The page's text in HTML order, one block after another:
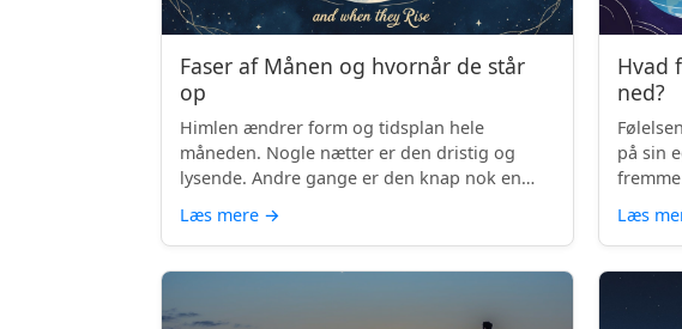
Faser af Månen og hvornår de står
op
Himlen ændrer form og tidsplan hele
måneden. Nogle nætter er den dristig og
lysende. Andre gange er den knap nok en
Læs mere →
Hvad
ned?
på sin
Læs